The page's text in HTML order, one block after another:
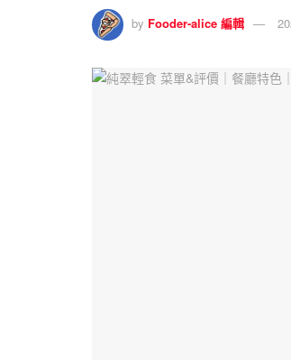
by Fooder-alice 編輯